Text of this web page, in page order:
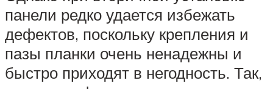
панели редко удается избежать
дефектов, поскольку крепления и
пазы планки очень ненадежны и
быстро приходят в негодность. Так,